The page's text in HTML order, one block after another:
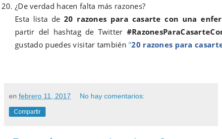
¿De verdad hacen falta más razones?
Esta lista de20 razones para casarte con una
partir del hashtag de Twitter
gustado puedes visitar también "20 razones para
en febrero 11, 2017 No hay comentarios:
Compartir